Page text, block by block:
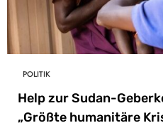
POLITIK
Help zur Sudan-
„Größte humanitäre